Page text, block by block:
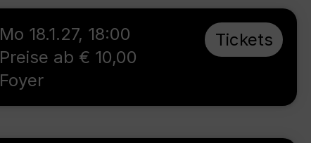
Mo 18.1.27, 18:00
Preise ab € 10,00
Foyer
Tickets